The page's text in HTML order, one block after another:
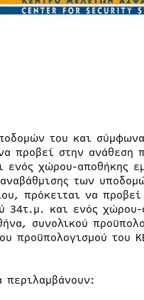
του και
προβεί στην ανάθεση
ενός χώρου-αποθήκης
των
πρόκειται να
34τ.μ. και ενός
συνολικού
προϋπολογισμού του
περιλαμβάνουν: